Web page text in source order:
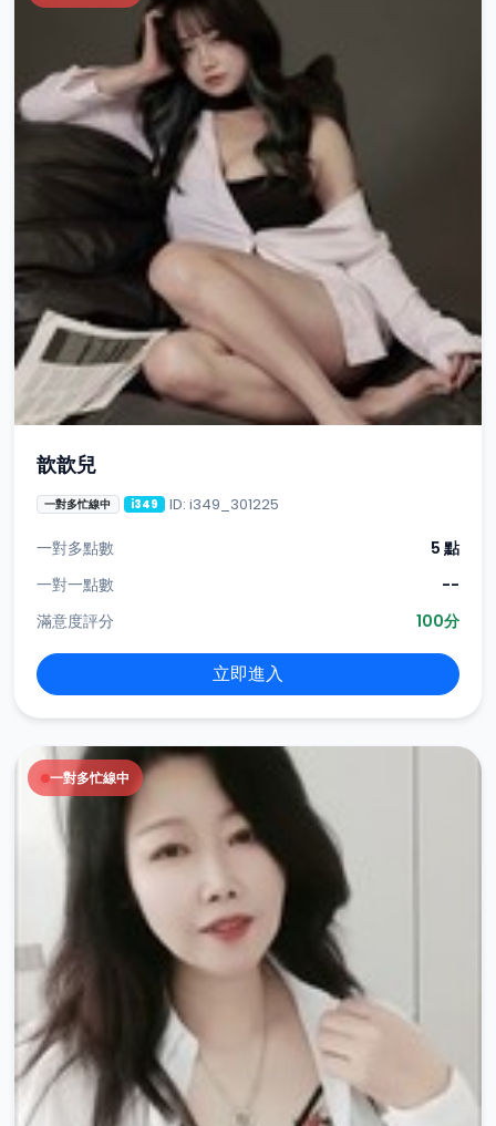
歆歆兒
一對多忙線中 i349 ID: i349_301225
一對多點數
5 點
一對一點數
--
滿意度評分
100分
立即進入
一對多忙線中